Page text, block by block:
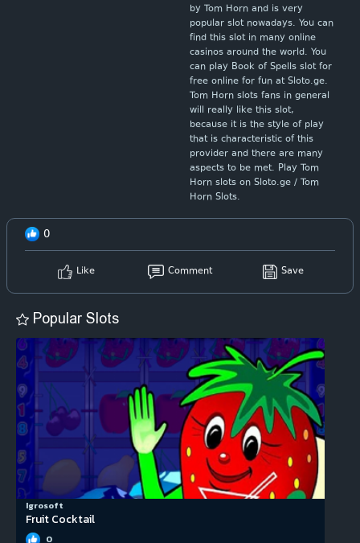
by Tom Horn and is very
popular slot nowadays. You can
find this slot in many online
casinos around the world. You
can play Book of Spells slot for
free online for fun at Sloto.ge.
Tom Horn slots fans in general
will really like this slot,
because it is the style of play
that is characteristic of this
provider and there are many
aspects to be met. Play Tom
Horn slots on Sloto.ge / Tom
Horn Slots.
0
Like Comment Save
Popular Slots
Igrosoft
Fruit Cocktail
0